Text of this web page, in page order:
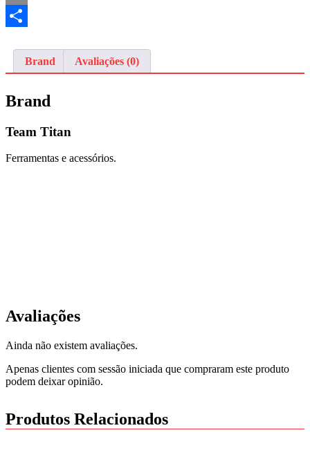
Email
Brand
Avaliações (0)
Brand
Team Titan
Ferramentas e acessórios.
Avaliações
Ainda não existem avaliações.
Apenas clientes com sessão iniciada que compraram este produto
podem deixar opinião.
Produtos Relacionados